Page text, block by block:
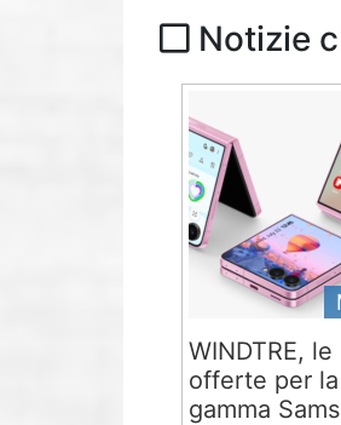
Notizie
WINDTRE, le
offerte per la
gamma